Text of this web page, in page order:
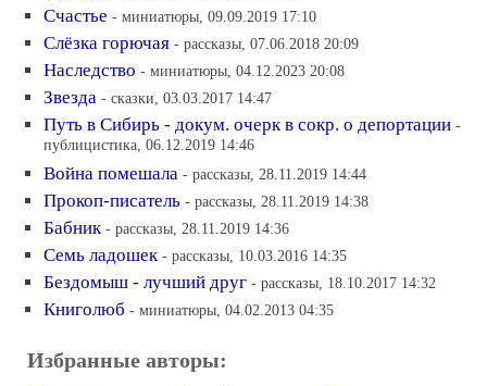
Счастье - миниатюры, 09.09.2019 17:10
Слёзка горючая - рассказы, 07.06.2018 20:09
Наследство - миниатюры, 04.12.2023 20:08
Звезда - сказки, 03.03.2017 14:47
Путь в Сибирь - докум. очерк в сокр. о депортации -
публицистика, 06.12.2019 14:46
Война помешала - рассказы, 28.11.2019 14:44
Прокоп-писатель - рассказы, 28.11.2019 14:38
Бабник - рассказы, 28.11.2019 14:36
Семь ладошек - рассказы, 10.03.2016 14:35
Бездомыш - лучший друг - рассказы, 18.10.2017 14:32
Книголюб - миниатюры, 04.02.2013 04:35
Избранные авторы: